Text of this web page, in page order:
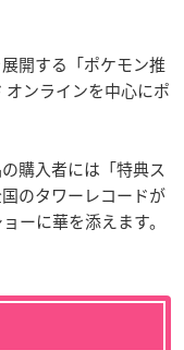
開する「ポケモン推
ンラインを中心にポ
購入者には「特典ス
のタワーレコードが
ーに華を添えます。